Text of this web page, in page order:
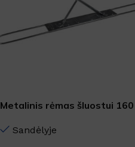
Metalinis rėmas šluostui 160
Sandėlyje